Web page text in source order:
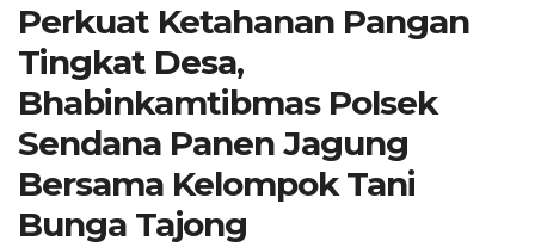
Perkuat Ketahanan Pangan
Tingkat Desa,
Bhabinkamtibmas Polsek
Sendana Panen Jagung
Bersama Kelompok Tani
Bunga Tajong